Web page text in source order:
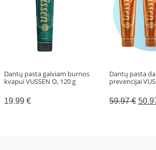
Dantų pasta gaiviam burnos
kvapui VUSSEN O, 120 g
19.99 €
Dantų pasta
prevencijai
59.97€